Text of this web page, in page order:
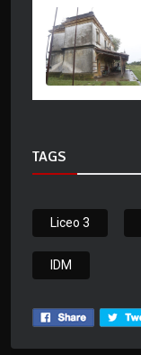
TAGS
Liceo 3
IDM